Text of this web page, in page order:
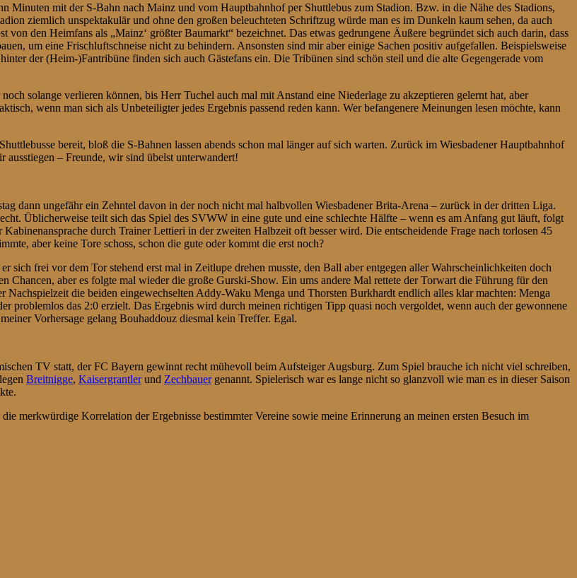
Minuten mit der S-Bahn nach Mainz und vom Hauptbahnhof per Shuttlebus zum Stadion. Bzw. in die Nähe des Stadions,
ziemlich unspektakulär und ohne den großen beleuchteten Schriftzug würde man es im Dunkeln kaum sehen, da auch
den Heimfans als „Mainz‘ größter Baumarkt“ bezeichnet. Das etwas gedrungene Äußere begründet sich auch darin, dass
um eine Frischluftschneise nicht zu behindern. Ansonsten sind mir aber einige Sachen positiv aufgefallen. Beispielsweise
der (Heim-)Fantribüne finden sich auch Gästefans ein. Die Tribünen sind schön steil und die alte Gegengerade vom
solange verlieren können, bis Herr Tuchel auch mal mit Anstand eine Niederlage zu akzeptieren gelernt hat, aber
wenn man sich als Unbeteiligter jedes Ergebnis passend reden kann. Wer befangenere Meinungen lesen möchte, kann
bereit, bloß die S-Bahnen lassen abends schon mal länger auf sich warten. Zurück im Wiesbadener Hauptbahnhof
ausstiegen – Freunde, wir sind übelst unterwandert!
dann ungefähr ein Zehntel davon in der noch nicht mal halbvollen Wiesbadener Brita-Arena – zurück in der dritten Liga.
Üblicherweise teilt sich das Spiel des SVWW in eine gute und eine schlechte Hälfte – wenn es am Anfang gut läuft, folgt
durch Trainer Lettieri in der zweiten Halbzeit oft besser wird. Die entscheidende Frage nach torlosen 45
aber keine Tore schoss, schon die gute oder kommt die erst noch?
frei vor dem Tor stehend erst mal in Zeitlupe drehen musste, den Ball aber entgegen aller Wahrscheinlichkeiten doch
Chancen, aber es folgte mal wieder die große Gurski-Show. Ein ums andere Mal rettete der Torwart die Führung für den
die beiden eingewechselten Addy-Waku Menga und Thorsten Burkhardt endlich alles klar machten: Menga
problemlos das 2:0 erzielt. Das Ergebnis wird durch meinen richtigen Tipp quasi noch vergoldet, wenn auch der gewonnene
Vorhersage gelang Bouhaddouz diesmal kein Treffer. Egal.
TV statt, der FC Bayern gewinnt recht mühevoll beim Aufsteiger Augsburg. Zum Spiel brauche ich nicht viel schreiben,
Breitnigge, Kaisergrantlerund Zechbauergenannt. Spielerisch war es lange nicht so glanzvoll wie man es in dieser Saison
merkwürdige Korrelation der Ergebnisse bestimmter Vereine sowie meine Erinnerung an meinen ersten Besuch im